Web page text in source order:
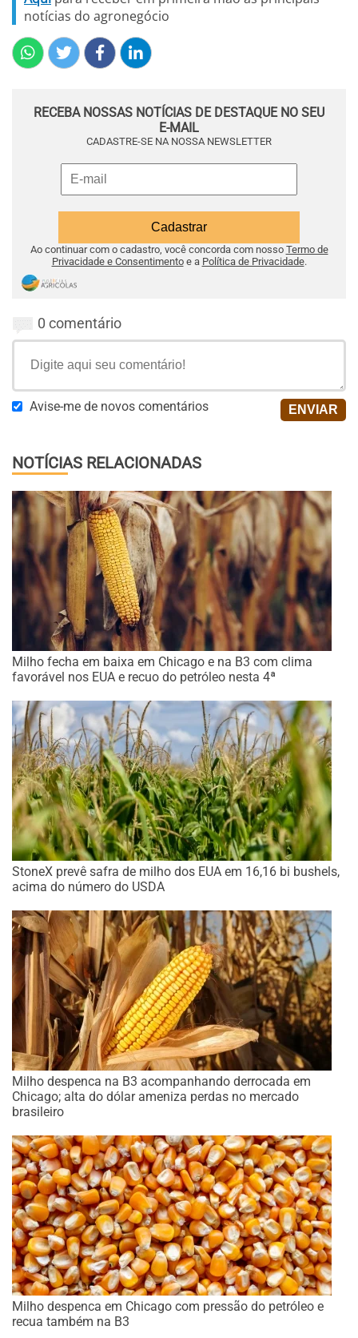
notícias do agronegócio
RECEBA NOSSAS NOTÍCIAS DE DESTAQUE NO SEU
E-MAIL
CADASTRE-SE NA NOSSA NEWSLETTER
Ao continuar com o cadastro, você concorda com nosso Termo de
Privacidade e Consentimentoe a Política de Privacidade.
0 comentário
Avise-me de novos comentários
NOTÍCIAS RELACIONADAS
Milho fecha em baixa em Chicago e na B3 com clima
favorável nos EUA e recuo do petróleo nesta 4ª
StoneX prevê safra de milho dos EUA em 16,16 bi bushels,
acima do número do USDA
Milho despenca na B3 acompanhando derrocada em
Chicago; alta do dólar ameniza perdas no mercado
brasileiro
Milho despenca em Chicago com pressão do petróleo e
recua também na B3